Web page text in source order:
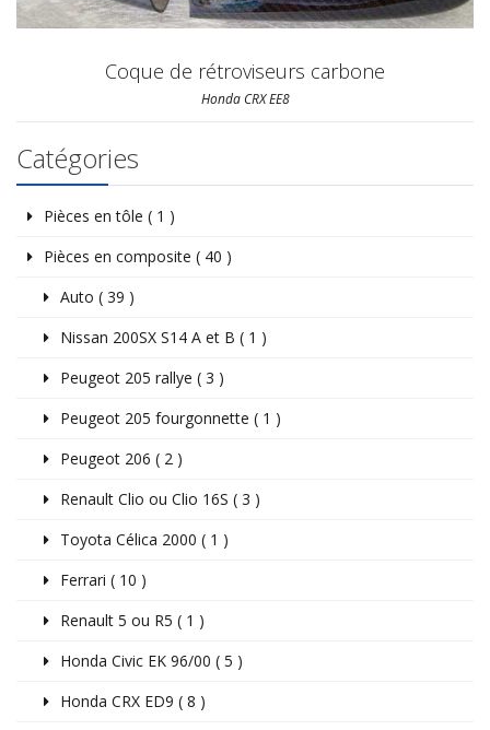
Coque de rétroviseurs carbone
Honda CRX EE8
Catégories
Pièces en tôle ( 1 )
Pièces en composite ( 40 )
Auto ( 39 )
Nissan 200SX S14 A et B ( 1 )
Peugeot 205 rallye ( 3 )
Peugeot 205 fourgonnette ( 1 )
Peugeot 206 ( 2 )
Renault Clio ou Clio 16S ( 3 )
Toyota Célica 2000 ( 1 )
Ferrari ( 10 )
Renault 5 ou R5 ( 1 )
Honda Civic EK 96/00 ( 5 )
Honda CRX ED9 ( 8 )